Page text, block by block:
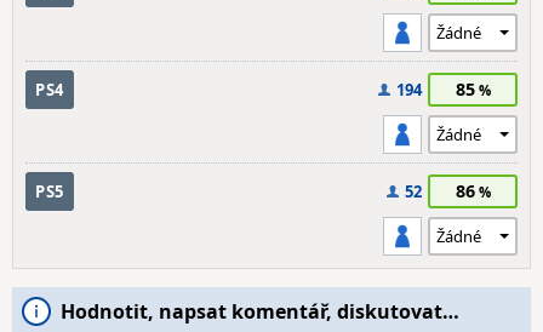
PS4 194 85
PS5 52 86
Hodnotit, napsat komentář, diskutovat…